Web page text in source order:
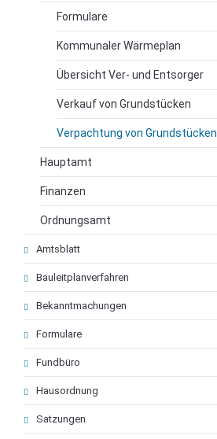
Formulare
Kommunaler Wärmeplan
Übersicht Ver- und Entsorger
Verkauf von Grundstücken
Verpachtung von Grundstücken
Hauptamt
Finanzen
Ordnungsamt
Amtsblatt
Bauleitplanverfahren
Bekanntmachungen
Formulare
Fundbüro
Hausordnung
Satzungen